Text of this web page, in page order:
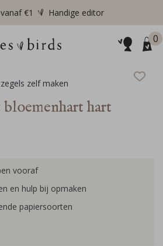
€1 Handige editor
0
zelf maken
hart
vooraf
en hulp bij opmaken
papiersoorten